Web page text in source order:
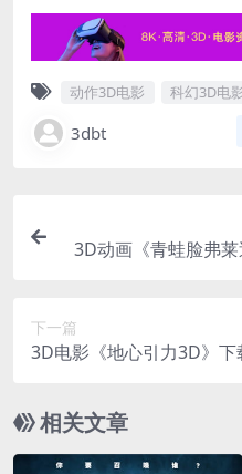
动作3D电影 科幻3D电
3dbt
3D动画《青蛙脸弗
下一篇
3D电影《地心引力3D》下
相关文章